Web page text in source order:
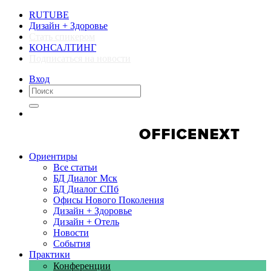
RUTUBE
Дизайн + Здоровье
КОНСАЛТИНГ
Вход
Ориентиры
Все статьи
БД Диалог Мск
БД Диалог СПб
Офисы Нового Поколения
Дизайн + Здоровье
Дизайн + Отель
Новости
События
Практики
Конференции